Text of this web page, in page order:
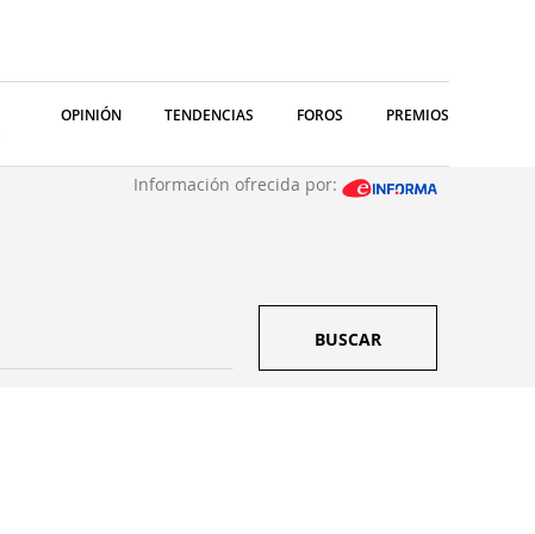
OPINIÓN TENDENCIAS FOROS PREMIOS
Información ofrecida por:
BUSCAR